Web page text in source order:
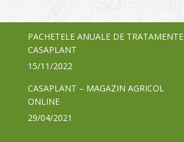
PACHETELE ANUALE DE TRATAMENTE
CASAPLANT
15/11/2022
CASAPLANT – MAGAZIN AGRICOL
ONLINE
29/04/2021